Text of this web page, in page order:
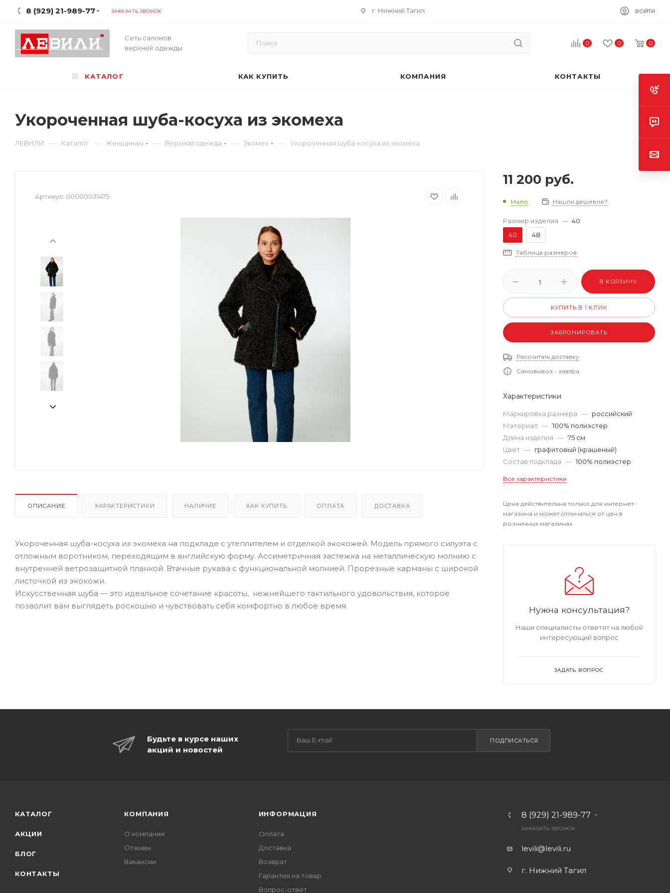
8 (929) 21-989-77 ЗАКАЗАТЬ ЗВОНОК г. Нижний Тагил ВОЙТИ
Сеть салонов
верхней одежды
0 0 0
КАТАЛОГ КАК КУПИТЬ КОМПАНИЯ КОНТАКТЫ
Укороченная шуба-косуха из экомеха
ЛЕВИЛИ — Каталог — Женщинам — Верхняя одежда — Экомех — Укороченная шуба-косуха из экомеха
Артикул: 00000031475
ОПИСАНИЕ ХАРАКТЕРИСТИКИ НАЛИЧИЕ КАК КУПИТЬ ОПЛАТА ДОСТАВКА
Укороченная шуба-косуха из экомеха на подкладе с утеплителем и отделкой экокожей. Модель прямого силуэта с
отложным воротником, переходящим в английскую форму. Ассиметричная застежка на металлическую молнию с
внутренней ветрозащитной планкой. Втачные рукава с функциональной молнией. Прорезные карманы с широкой
листочкой из экокожи.
Искусственная шуба — это идеальное сочетание красоты, нежнейшего тактильного удовольствия, которое
позволит вам выглядеть роскошно и чувствовать себя комфортно в любое время.
11 200 руб.
Мало Нашли дешевле?
Размер изделия — 40
40
48
Таблица размеров
В КОРЗИНУ
КУПИТЬ В 1 КЛИК
ЗАБРОНИРОВАТЬ
Рассчитать доставку
Самовывоз - завтра.
Характеристики
Маркировка размера — российский
Материал — 100% полиэстер
Длина изделия — 75 см
Цвет — графитовый (крашеный)
Состав подклада — 100% полиэстер
Все характеристики
Цена действительна только для интернет-
магазина и может отличаться от цен в
розничных магазинах
Нужна консультация?
Наши специалисты ответят на любой
интересующий вопрос
ЗАДАТЬ ВОПРОС
Будьте в курсе наших
акций и новостей
ПОДПИСАТЬСЯ
КАТАЛОГ
АКЦИИ
БЛОГ
КОНТАКТЫ
КОМПАНИЯ
О компании
Отзывы
Вакансии
ИНФОРМАЦИЯ
Оплата
Доставка
Возврат
Гарантия на товар
Вопрос-ответ
8 (929) 21-989-77
ЗАКАЗАТЬ ЗВОНОК
levili@levili.ru
г. Нижний Тагил